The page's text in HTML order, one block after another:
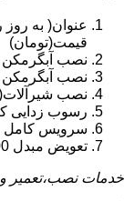
قیمت(تومان)
نصب آبگرمکن دیواری
نصب آبگرمکن ایستاده
نصب شیرآلات(هر عدد)
رسوب زدایی کامل 80000
سرویس کامل 100000 140000
تعویض مبدل 50000 60000
خدمات نصب،تعمیر